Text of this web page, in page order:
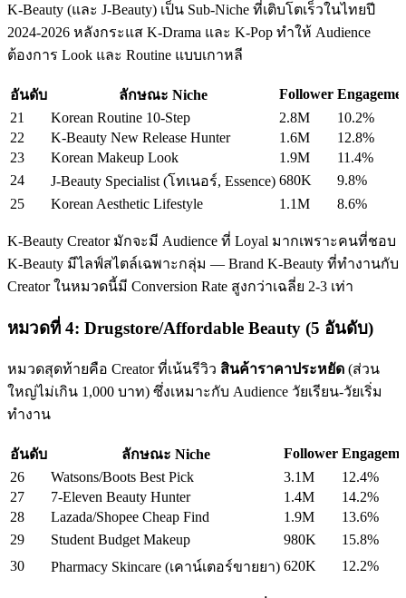
K-Beauty (และ J-Beauty) เป็น Sub-Niche ที่เติบโตเร็วในไทยปี
2024-2026 หลังกระแส K-Drama และ K-Pop ทำให้ Audience
ต้องการ Look และ Routine แบบเกาหลี
อันดับ ลักษณะ Niche Follower
21
Korean Routine 10-Step 2.8M
10.2%
22
K-Beauty New Release Hunter 1.6M
12.8%
23
Korean Makeup Look 1.9M
11.4%
24
J-Beauty Specialist (โทเนอร์, Essence) 680K
9.8%
25
Korean Aesthetic Lifestyle 1.1M 8.6%
K-Beauty Creator มักจะมี Audience ที่ Loyal มากเพราะคนที่ชอบ
K-Beauty มีไลฟ์สไตล์เฉพาะกลุ่ม — Brand K-Beauty ที่ทำงานกับ
Creator ในหมวดนี้มี Conversion Rate สูงกว่าเฉลี่ย 2-3 เท่า
หมวดที่ 4: Drugstore/Affordable Beauty (5 อันดับ)
หมวดสุดท้ายคือ Creator ที่เน้นรีวิว สินค้าราคาประหยัด (ส่วน
ใหญ่ไม่เกิน 1,000 บาท) ซึ่งเหมาะกับ Audience วัยเรียน-วัยเริ่ม
ทำงาน
อันดับ ลักษณะ Niche Follower
26
Watsons/Boots Best Pick 3.1M
12.4%
27
7-Eleven Beauty Hunter 1.4M
14.2%
28
Lazada/Shopee Cheap Find 1.9M
13.6%
29
Student Budget Makeup 980K
15.8%
30
Pharmacy Skincare (เคาน์เตอร์ขายยา) 620K 12.2%